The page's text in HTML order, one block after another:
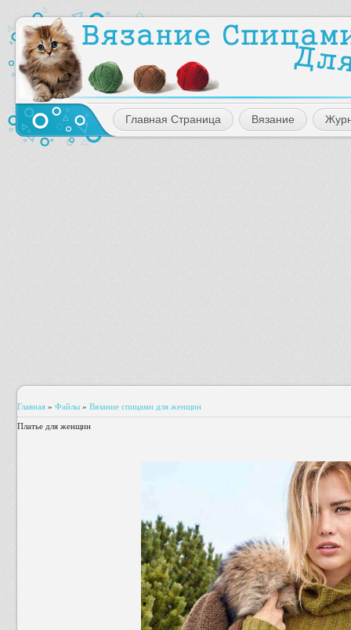
Главная Страница Вязание
Главная » Файлы » Вязание спицами для женщин
Платье для женщин